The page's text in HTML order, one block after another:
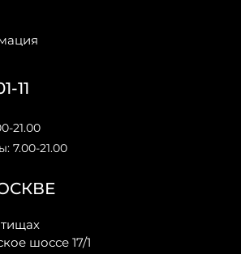
шоссе 17/1
11
21.00
7.00-21.00